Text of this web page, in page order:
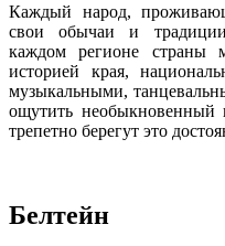
Каждый народ,
свои обычаи и
каждом регионе страны
историей края,
музыкальными,
ощутить необыкновенный
трепетно берегут это
Белтейн